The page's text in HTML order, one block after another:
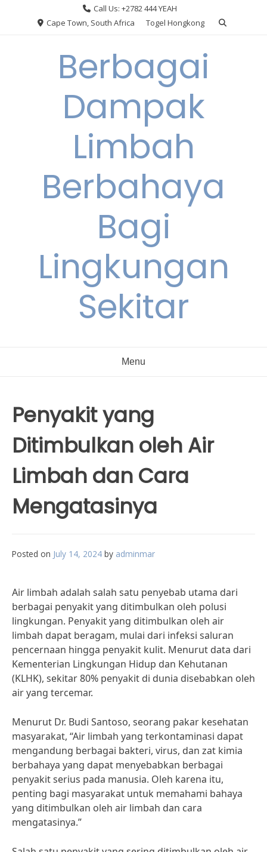
Call Us: +2782 444 YEAH
Cape Town, South Africa
Togel Hongkong
Berbagai
Dampak
Limbah
Berbahaya
Bagi
Lingkungan
Sekitar
Menu
Penyakit yang
Ditimbulkan oleh Air
Limbah dan Cara
Mengatasinya
Posted on July 14, 2024 by adminmar
Air limbah adalah salah satu penyebab utama dari
berbagai penyakit yang ditimbulkan oleh polusi
lingkungan. Penyakit yang ditimbulkan oleh air
limbah dapat beragam, mulai dari infeksi saluran
pencernaan hingga penyakit kulit. Menurut data dari
Kementerian Lingkungan Hidup dan Kehutanan
(KLHK), sekitar 80% penyakit di dunia disebabkan oleh
air yang tercemar.
Menurut Dr. Budi Santoso, seorang pakar kesehatan
masyarakat, “Air limbah yang terkontaminasi dapat
mengandung berbagai bakteri, virus, dan zat kimia
berbahaya yang dapat menyebabkan berbagai
penyakit serius pada manusia. Oleh karena itu,
penting bagi masyarakat untuk memahami bahaya
yang ditimbulkan oleh air limbah dan cara
mengatasinya.”